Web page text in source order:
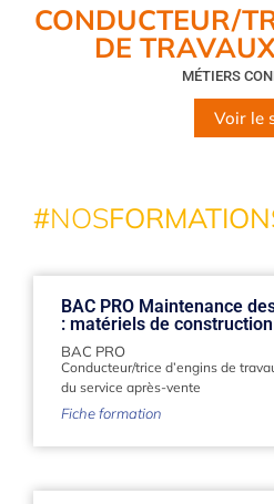
CONDUCTEUR/
DE
MÉTIERS
Voir le
#NOS
BAC PRO Maintenance
: matériels de
BAC PRO
Conducteur/trice d’engins de
du service après-vente
Fiche formation